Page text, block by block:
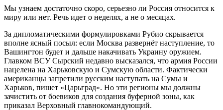
Мы узнаем достаточно скоро, серьезно ли Россия относится к
миру или нет. Речь идет о неделях, а не о месяцах.
За дипломатическими формулировками Рубио скрывается
вполне ясный посыл: если Москва развернёт наступление, то
Вашингтон будет и дальше накачивать Украину оружием.
Главком ВСУ Сырский недавно высказался, что армия России
нацелена на Харьковскую и Сумскую области. Фактически
американцы запретили русским наступать на Сумы и
Харьков, пишет «Царьград». Но эти регионы мы должны
зачистить от боевиков для создания буферной зоны, как
приказал Верховный главнокомандующий.